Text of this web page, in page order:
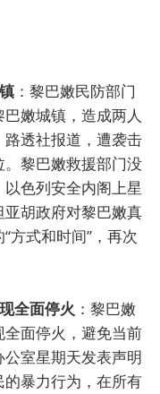
：黎巴嫩民防部门
嫩城镇，造成两人
透社报道，遭袭击
黎巴嫩救援部门没
色列安全内阁上星
胡政府对黎巴嫩真
方式和时间”，再次
全面停火 ：黎巴嫩
面停火，避免当前
室星期天发表声明
暴力行为，在所有